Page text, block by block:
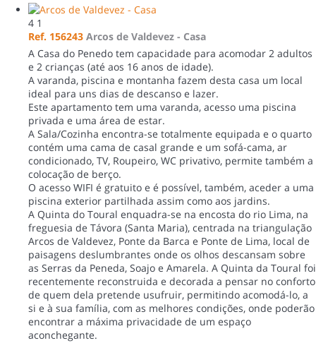
4 1
Ref. 156243 Arcos de Valdevez - Casa
A Casa do Penedo tem capacidade para acomodar 2 adultos
e 2 crianças (até aos 16 anos de idade).
A varanda, piscina e montanha fazem desta casa um local
ideal para uns dias de descanso e lazer.
Este apartamento tem uma varanda, acesso uma piscina
privada e uma área de estar.
A Sala/Cozinha encontra-se totalmente equipada e o quarto
contém uma cama de casal grande e um sofá-cama, ar
condicionado, TV, Roupeiro, WC privativo, permite também a
colocação de berço.
O acesso WIFI é gratuito e é possível, também, aceder a uma
piscina exterior partilhada assim como aos jardins.
A Quinta do Toural enquadra-se na encosta do rio Lima, na
freguesia de Távora (Santa Maria), centrada na triangulação
Arcos de Valdevez, Ponte da Barca e Ponte de Lima, local de
paisagens deslumbrantes onde os olhos descansam sobre
as Serras da Peneda, Soajo e Amarela. A Quinta da Toural foi
recentemente reconstruida e decorada a pensar no conforto
de quem dela pretende usufruir, permitindo acomodá-lo, a
si e à sua família, com as melhores condições, onde poderão
encontrar a máxima privacidade de um espaço
aconchegante.